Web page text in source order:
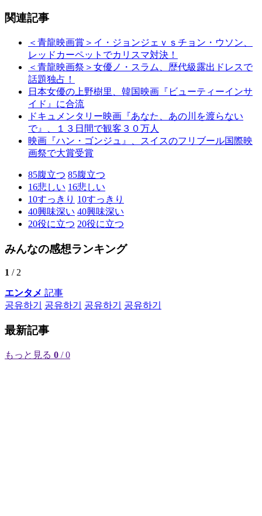
関連記事
＜青龍映画賞＞イ・ジョンジェｖｓチョン・ウソン、
レッドカーペットでカリスマ対決！
＜青龍映画祭＞女優ノ・スラム、歴代級露出ドレスで
話題独占！
日本女優の上野樹里、韓国映画『ビューティーインサ
イド』に合流
ドキュメンタリー映画『あなた、あの川を渡らない
で』、１３日間で観客３０万人
映画『ハン・ゴンジュ』、スイスのフリブール国際映
画祭で大賞受賞
85腹立つ 85腹立つ
16悲しい 16悲しい
10すっきり 10すっきり
40興味深い 40興味深い
20役に立つ 20役に立つ
みんなの感想ランキング
1 / 2
エンタメ 記事
공유하기
공유하기 공유하기 공유하기
最新記事
もっと見る 0 / 0